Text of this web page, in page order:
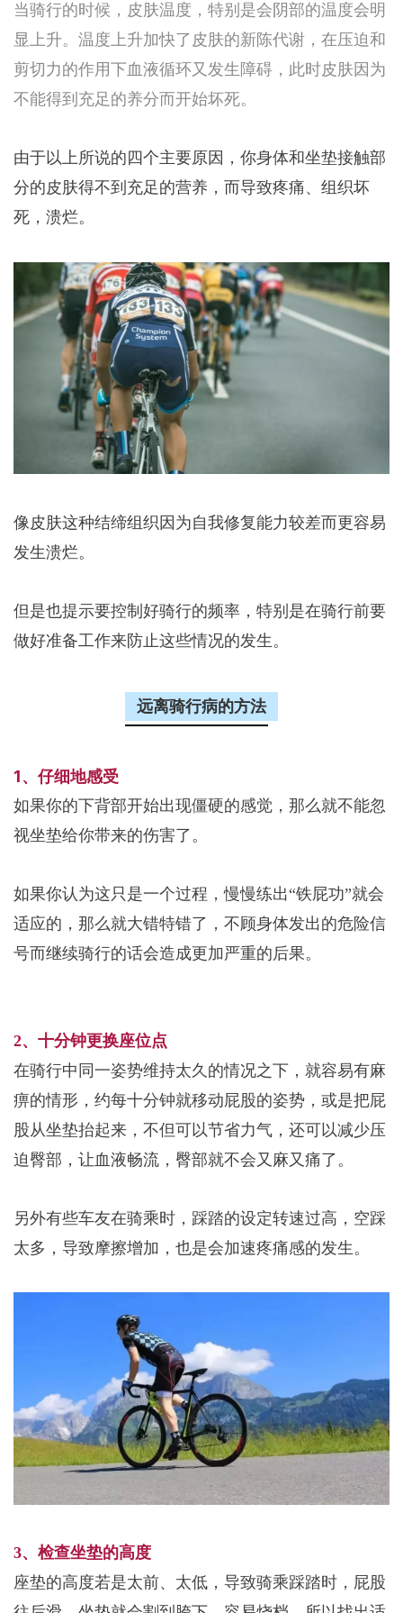
当骑行的时候，皮肤温度，特别是会阴部的温度会明
显上升。温度上升加快了皮肤的新陈代谢，在压迫和
剪切力的作用下血液循环又发生障碍，此时皮肤因为
不能得到充足的养分而开始坏死。
由于以上所说的四个主要原因，你身体和坐垫接触部
分的皮肤得不到充足的营养，而导致疼痛、组织坏
死，溃烂。
像皮肤这种结缔组织因为自我修复能力较差而更容易
发生溃烂。
但是也提示要控制好骑行的频率，特别是在骑行前要
做好准备工作来防止这些情况的发生。
远离骑行病的方法
1、仔细地感受
如果你的下背部开始出现僵硬的感觉，那么就不能忽
视坐垫给你带来的伤害了。
如果你认为这只是一个过程，慢慢练出“铁屁功”就会
适应的，那么就大错特错了，不顾身体发出的危险信
号而继续骑行的话会造成更加严重的后果。
2、十分钟更换座位点
在骑行中同一姿势维持太久的情况之下，就容易有麻
痹的情形，约每十分钟就移动屁股的姿势，或是把屁
股从坐垫抬起来，不但可以节省力气，还可以减少压
迫臀部，让血液畅流，臀部就不会又麻又痛了。
另外有些车友在骑乘时，踩踏的设定转速过高，空踩
太多，导致摩擦增加，也是会加速疼痛感的发生。
3、检查坐垫的高度
座垫的高度若是太前、太低，导致骑乘踩踏时，屁股